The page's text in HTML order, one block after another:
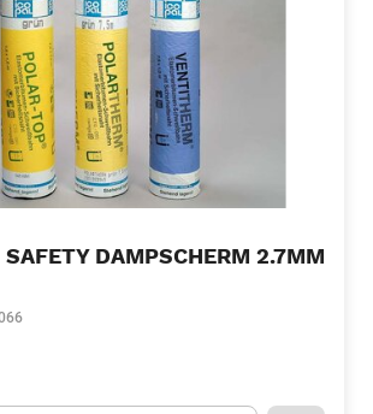
SAFETY DAMPSCHERM 2.7MM